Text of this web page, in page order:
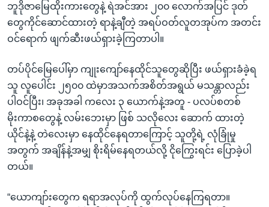
ဘူဒိုဇာမြေထိုးကားတွေနဲ့ ရဲအင်အား ၂၀၀ လောက်အပြင် ဒုတ်
တွေကိုင်ဆောင်ထားတဲ့ ရာနဲ့ချီတဲ့ အရပ်ဝတ်လူတအုပ်က အတင်း
ဝင်ရောက် ဖျက်ဆီးဖယ်ရှားခဲ့ကြတာပါ။
တပ်ပိုင်မြေပေါ်မှာ ကျုးကျော်နေထိုင်သူတွေဆိုပြီး ဖယ်ရှားခံခဲ့ရ
သူ လူပေါင်း ၂၅၀၀ ထဲမှာအသက်အစိတ်အရွယ် မသန္တာလည်း
ပါဝင်ပြီး၊ အခုအခါ ကလေး ၃ ယောက်နဲ့အတူ - ပလပ်စတစ်
မိုးကာစတွေနဲ့ လမ်းဘေးမှာ ဖြစ် သလိုလေး ဆောက် ထားတဲ့
ယိုင်နဲ့နဲ့ တဲလေးမှာ နေထိုင်နေရတာကြောင့် သူတို့ရဲ့ လုံခြုံမှု
အတွက် အချိန်နဲ့အမျှ စိုးရိမ်နေရတယ်လို့ ငိုကြွေးရင်း ပြောခဲ့ပါ
တယ်။
“ယောကျာ်းတွေက ရရာအလုပ်ကို ထွက်လုပ်နေကြရတာ။